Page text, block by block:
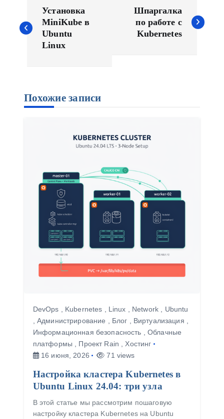
в
и
Установка
MiniKube в
Ubuntu
Linux
Шпаргалка
по работе с
Kubernetes
Похожие записи
DevOps Kubernetes Linux Network
Ubuntu
,Администрирование Блог Виртуализация
Информационная безопасность
Облачные
платформы
Проект Rain
Хостинг
16 июня, 2026
71 views
Настройка кластера Kubernetes в
Ubuntu Linux 24.04: три узла
В этой статье мы рассмотрим пошаговую
настройку кластера Kubernetes на Ubuntu